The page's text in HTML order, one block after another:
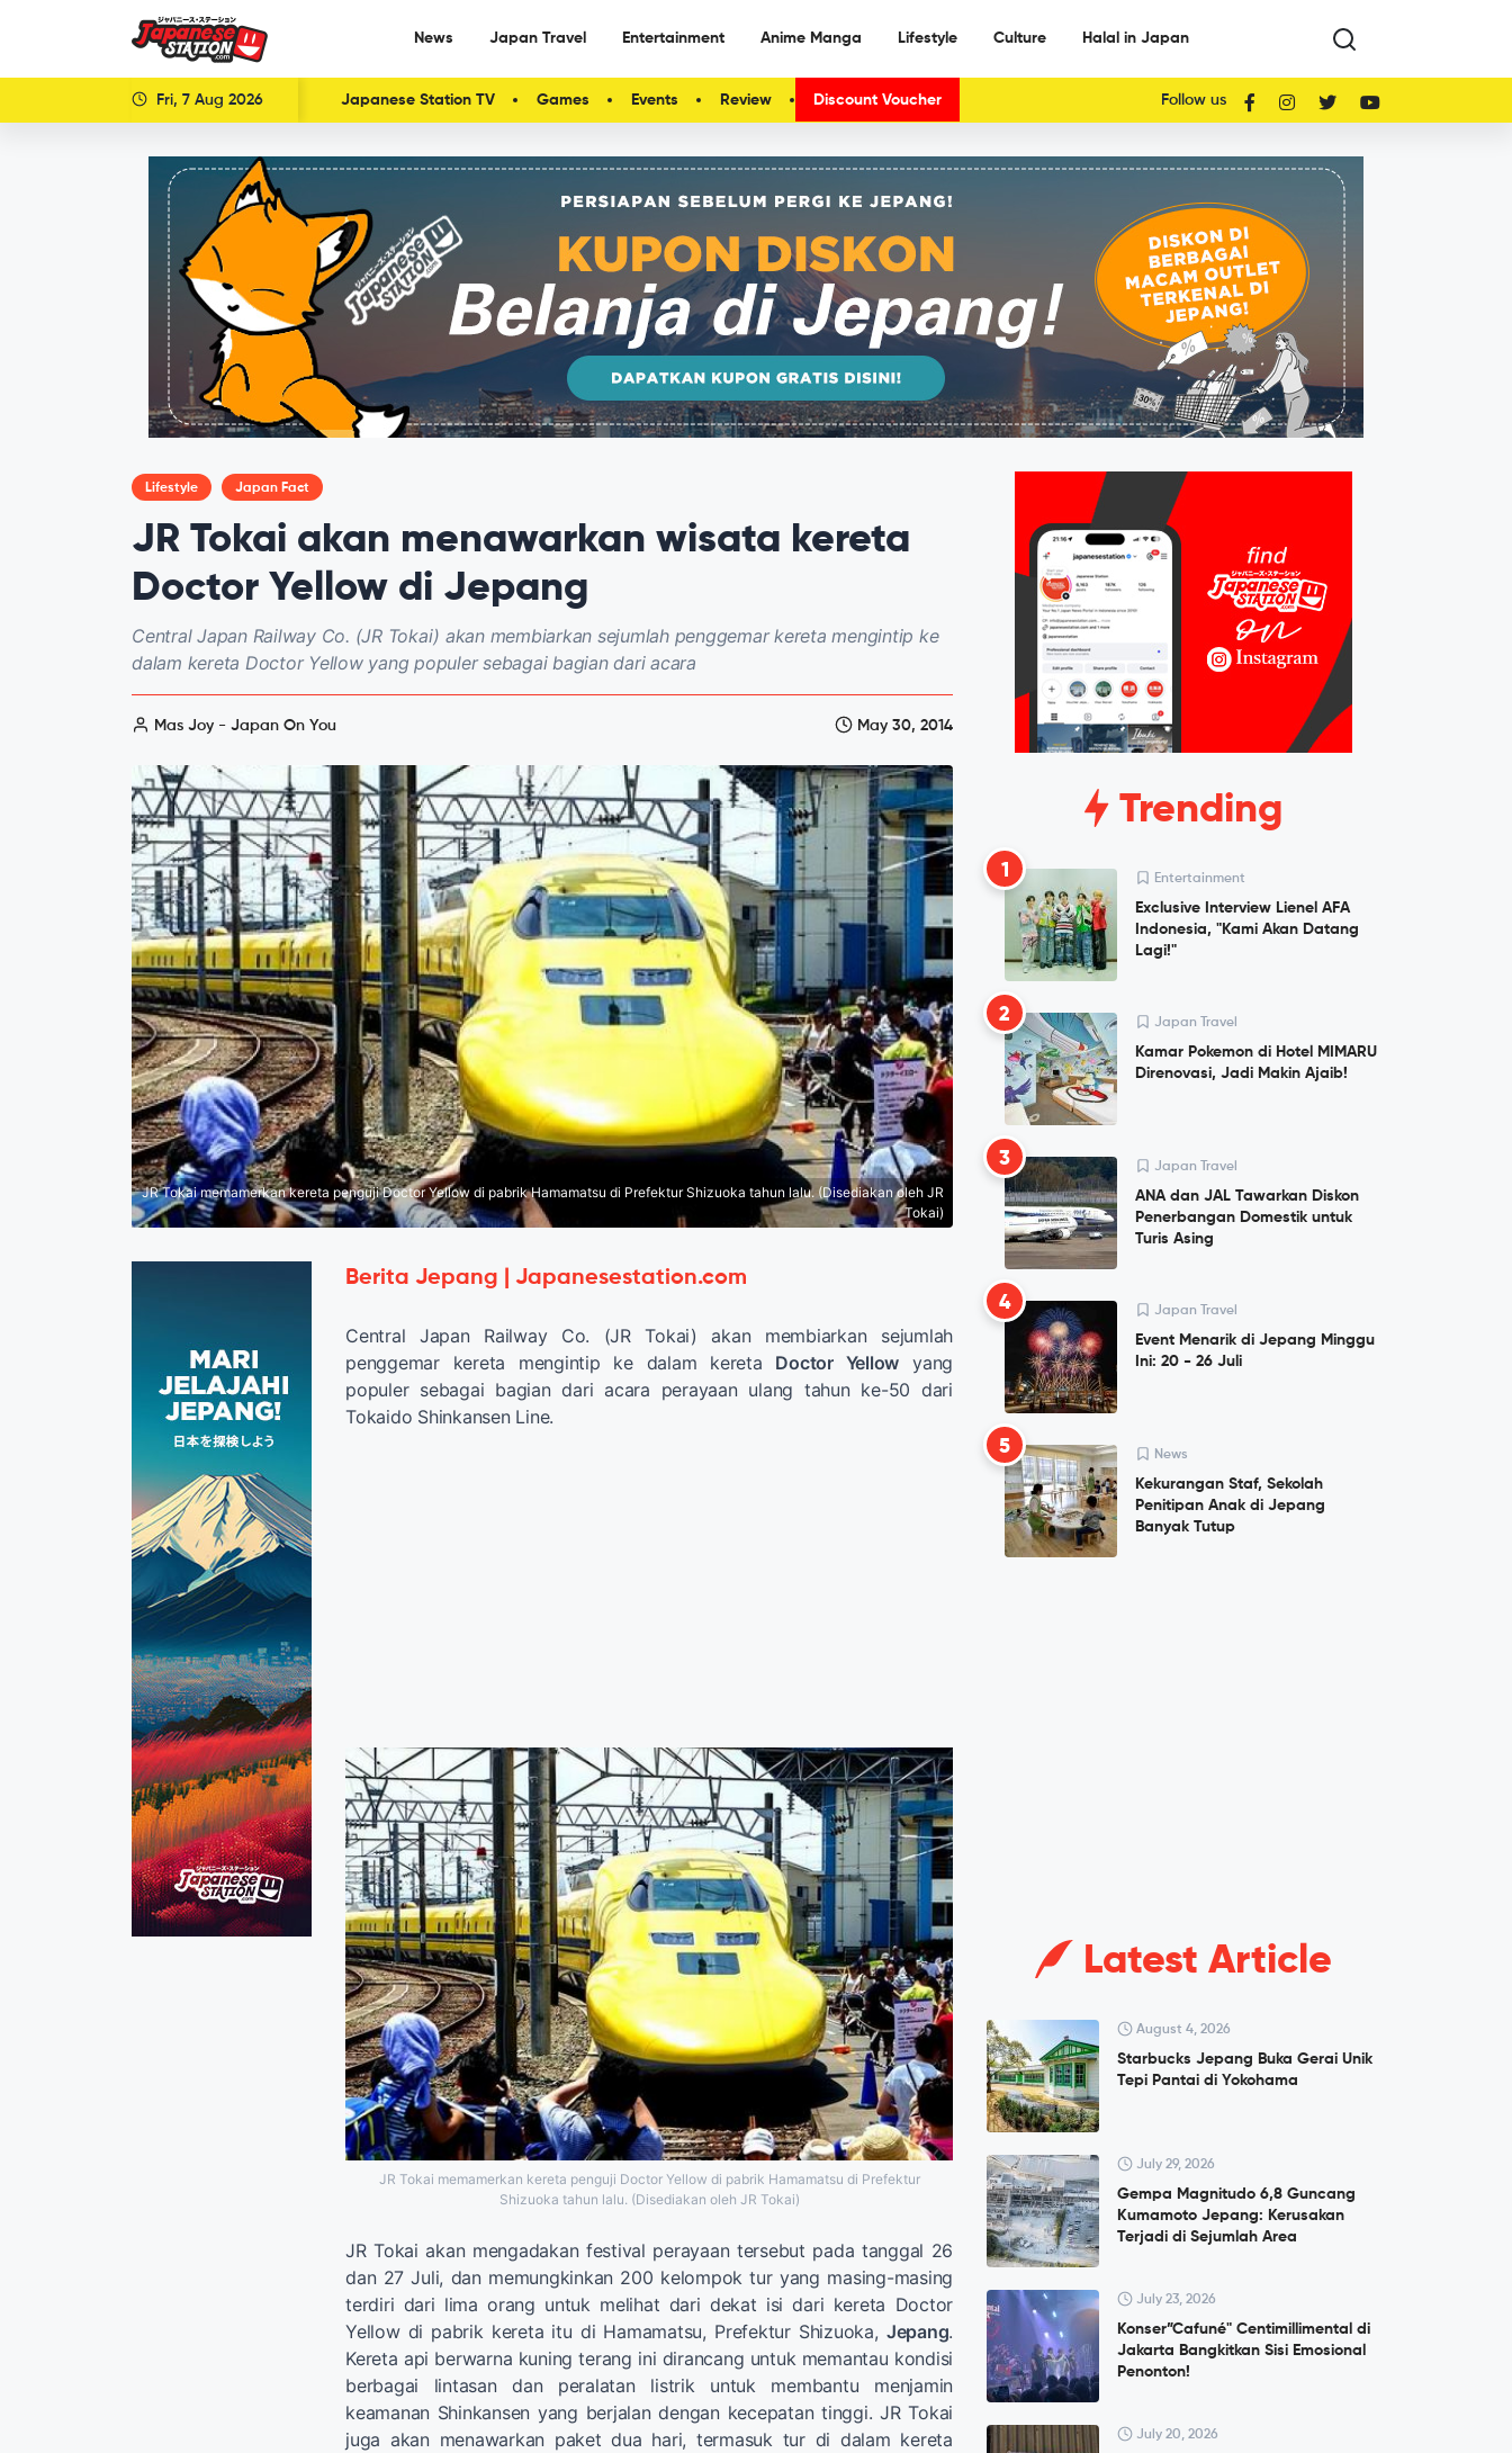
News Japan Travel Entertainment Anime Manga Lifestyle Culture Halal in Japan
Fri, 7 Aug 2026 Japanese Station TV Games Events Review Discount Voucher Follow us
Lifestyle Japan Fact
JR Tokai akan menawarkan wisata kereta
Doctor Yellow di Jepang
Central Japan Railway Co. (JR Tokai) akan membiarkan sejumlah penggemar kereta mengintip ke
dalam kereta Doctor Yellow yang populer sebagai bagian dari acara
Mas Joy - Japan On You May 30, 2014
JR Tokai memamerkan kereta penguji Doctor Yellow di pabrik Hamamatsu di Prefektur Shizuoka tahun lalu. (Disediakan oleh JR
Tokai)
Berita Jepang | Japanesestation.com
Central Japan Railway Co. (JR Tokai) akan membiarkan sejumlah
penggemar kereta mengintip ke dalam kereta Doctor Yellow yang
populer sebagai bagian dari acara perayaan ulang tahun ke-50 dari
Tokaido Shinkansen Line.
JR Tokai memamerkan kereta penguji Doctor Yellow di pabrik Hamamatsu di Prefektur
Shizuoka tahun lalu. (Disediakan oleh JR Tokai)
JR Tokai akan mengadakan festival perayaan tersebut pada tanggal 26
dan 27 Juli, dan memungkinkan 200 kelompok tur yang masing-masing
terdiri dari lima orang untuk melihat dari dekat isi dari kereta Doctor
Yellow di pabrik kereta itu di Hamamatsu, Prefektur Shizuoka, Jepang.
Kereta api berwarna kuning terang ini dirancang untuk memantau kondisi
berbagai lintasan dan peralatan listrik untuk membantu menjamin
keamanan Shinkansen yang berjalan dengan kecepatan tinggi. JR Tokai
juga akan menawarkan paket dua hari, termasuk tur di dalam kereta
Trending
1 Entertainment
Exclusive Interview Lienel AFA
Indonesia, "Kami Akan Datang
Lagi!"
2 Japan Travel
Kamar Pokemon di Hotel MIMARU
Direnovasi, Jadi Makin Ajaib!
3 Japan Travel
ANA dan JAL Tawarkan Diskon
Penerbangan Domestik untuk
Turis Asing
4 Japan Travel
Event Menarik di Jepang Minggu
Ini: 20 - 26 Juli
5 News
Kekurangan Staf, Sekolah
Penitipan Anak di Jepang
Banyak Tutup
Latest Article
August 4, 2026
Starbucks Jepang Buka Gerai Unik
Tepi Pantai di Yokohama
July 29, 2026
Gempa Magnitudo 6,8 Guncang
Kumamoto Jepang: Kerusakan
Terjadi di Sejumlah Area
July 23, 2026
Konser”Cafuné" Centimillimental di
Jakarta Bangkitkan Sisi Emosional
Penonton!
July 20, 2026